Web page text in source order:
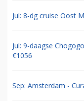
Jul: 8-dg cruise Oost
Jul: 9-daagse
€1056
Sep: Amsterdam -